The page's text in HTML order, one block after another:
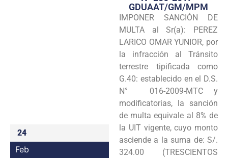
Seguridad
Programas
Intranet
24
Feb
GDUAAT/GM/MPM
IMPONER SANCIÓN DE
MULTA al Sr(a): PEREZ
LARICO OMAR YUNIOR, por
la infracción al Tránsito
terrestre tipificada como
G.40: establecido en el D.S.
N° 016-2009-MTC y
modificatorias, la sanción
de multa equivale al 8% de
la UIT vigente, cuyo monto
asciende a la suma de: S/.
324.00 (TRESCIENTOS